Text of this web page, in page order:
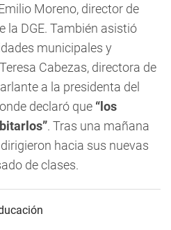
Moreno, director de
la DGE. También asistió
municipales y
Cabezas, directora de
a la presidenta del
declaró que “los
. Tras una mañana
hacia sus nuevas
de clases.